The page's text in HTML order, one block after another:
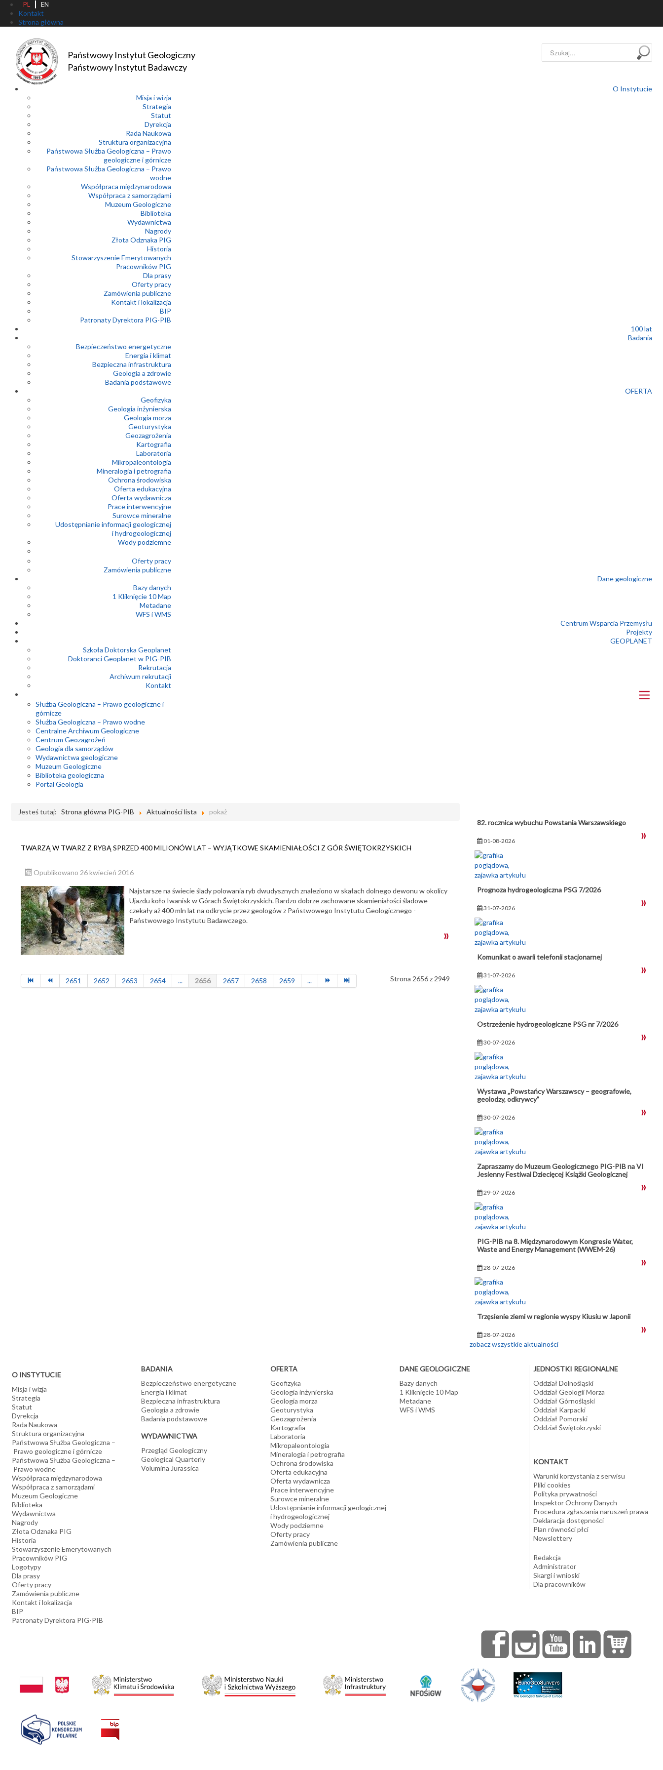
PL EN
Kontakt
Strona główna
Państwowy Instytut Geologiczny
Państwowy Instytut Badawczy
Szukaj...
O Instytucie
Misja i wizja
Strategia
Statut
Dyrekcja
Rada Naukowa
Struktura organizacyjna
Państwowa Służba Geologiczna – Prawo
geologiczne i górnicze
Państwowa Służba Geologiczna – Prawo
wodne
Współpraca międzynarodowa
Współpraca z samorządami
Muzeum Geologiczne
Biblioteka
Wydawnictwa
Nagrody
Złota Odznaka PIG
Historia
Stowarzyszenie Emerytowanych
Pracowników PIG
Dla prasy
Oferty pracy
Zamówienia publiczne
Kontakt i lokalizacja
BIP
Patronaty Dyrektora PIG-PIB
100 lat
Badania
Bezpieczeństwo energetyczne
Energia i klimat
Bezpieczna infrastruktura
Geologia a zdrowie
Badania podstawowe
OFERTA
Geofizyka
Geologia inżynierska
Geologia morza
Geoturystyka
Geozagrożenia
Kartografia
Laboratoria
Mikropaleontologia
Mineralogia i petrografia
Ochrona środowiska
Oferta edukacyjna
Oferta wydawnicza
Prace interwencyjne
Surowce mineralne
Udostępnianie informacji geologicznej
i hydrogeologicznej
Wody podziemne
Oferty pracy
Zamówienia publiczne
Dane geologiczne
Bazy danych
1 Kliknięcie 10 Map
Metadane
WFS i WMS
Centrum Wsparcia Przemysłu
Projekty
GEOPLANET
Szkoła Doktorska Geoplanet
Doktoranci Geoplanet w PIG-PIB
Rekrutacja
Archiwum rekrutacji
Kontakt
Służba Geologiczna – Prawo geologiczne i
górnicze
Służba Geologiczna – Prawo wodne
Centralne Archiwum Geologiczne
Centrum Geozagrożeń
Geologia dla samorządów
Wydawnictwa geologiczne
Muzeum Geologiczne
Biblioteka geologiczna
Portal Geologia
Jesteś tutaj: Strona główna PIG-PIB Aktualności lista pokaż
TWARZĄ W TWARZ Z RYBĄ SPRZED 400 MILIONÓW LAT – WYJĄTKOWE SKAMIENIAŁOŚCI Z GÓR ŚWIĘTOKRZYSKICH
Opublikowano 26 kwiecień 2016
Najstarsze na świecie ślady polowania ryb dwudysznych znaleziono w skałach dolnego dewonu w okolicy
Ujazdu koło Iwanisk w Górach Świętokrzyskich. Bardzo dobrze zachowane skamieniałości śladowe
czekały aż 400 mln lat na odkrycie przez geologów z Państwowego Instytutu Geologicznego -
Państwowego Instytutu Badawczego.
Strona 2656 z 2949
2651 2652 2653 2654 ... 2656 2657 2658 2659 ...
82. rocznica wybuchu Powstania Warszawskiego
01-08-2026
Prognoza hydrogeologiczna PSG 7/2026
31-07-2026
Komunikat o awarii telefonii stacjonarnej
31-07-2026
Ostrzeżenie hydrogeologiczne PSG nr 7/2026
30-07-2026
Wystawa „Powstańcy Warszawscy – geografowie,
geolodzy, odkrywcy”
30-07-2026
Zapraszamy do Muzeum Geologicznego PIG-PIB na VI
Jesienny Festiwal Dziecięcej Książki Geologicznej
29-07-2026
PIG-PIB na 8. Międzynarodowym Kongresie Water,
Waste and Energy Management (WWEM-26)
28-07-2026
Trzęsienie ziemi w regionie wyspy Kiusiu w Japonii
28-07-2026
zobacz wszystkie aktualności
O INSTYTUCIE
Misja i wizja
Strategia
Statut
Dyrekcja
Rada Naukowa
Struktura organizacyjna
Państwowa Służba Geologiczna –
Prawo geologiczne i górnicze
Państwowa Służba Geologiczna –
Prawo wodne
Współpraca międzynarodowa
Współpraca z samorządami
Muzeum Geologiczne
Biblioteka
Wydawnictwa
Nagrody
Złota Odznaka PIG
Historia
Stowarzyszenie Emerytowanych
Pracowników PIG
Logotypy
Dla prasy
Oferty pracy
Zamówienia publiczne
Kontakt i lokalizacja
BIP
Patronaty Dyrektora PIG-PIB
BADANIA
Bezpieczeństwo energetyczne
Energia i klimat
Bezpieczna infrastruktura
Geologia a zdrowie
Badania podstawowe
WYDAWNICTWA
Przegląd Geologiczny
Geological Quarterly
Volumina Jurassica
OFERTA
Geofizyka
Geologia inżynierska
Geologia morza
Geoturystyka
Geozagrożenia
Kartografia
Laboratoria
Mikropaleontologia
Mineralogia i petrografia
Ochrona środowiska
Oferta edukacyjna
Oferta wydawnicza
Prace interwencyjne
Surowce mineralne
Udostępnianie informacji geologicznej
i hydrogeologicznej
Wody podziemne
Oferty pracy
Zamówienia publiczne
DANE GEOLOGICZNE
Bazy danych
1 Kliknięcie 10 Map
Metadane
WFS i WMS
JEDNOSTKI REGIONALNE
Oddział Dolnośląski
Oddział Geologii Morza
Oddział Górnośląski
Oddział Karpacki
Oddział Pomorski
Oddział Świętokrzyski
KONTAKT
Warunki korzystania z serwisu
Pliki cookies
Polityka prywatności
Inspektor Ochrony Danych
Procedura zgłaszania naruszeń prawa
Deklaracja dostępności
Plan równości płci
Newslettery
Redakcja
Administrator
Skargi i wnioski
Dla pracowników